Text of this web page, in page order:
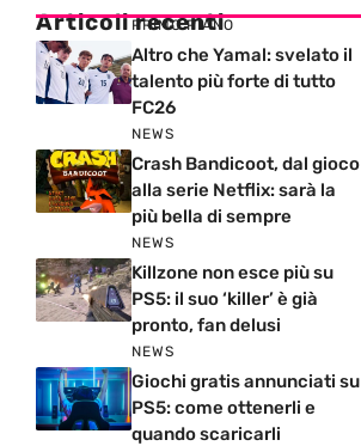
Articoli recenti
PRIMO PIANO
Altro che Yamal: svelato il
talento più forte di tutto
FC26
NEWS
Crash Bandicoot, dal gioco
alla serie Netflix: sarà la
più bella di sempre
NEWS
Killzone non esce più su
PS5: il suo ‘killer’ è già
pronto, fan delusi
NEWS
Giochi gratis annunciati su
PS5: come ottenerli e
quando scaricarli